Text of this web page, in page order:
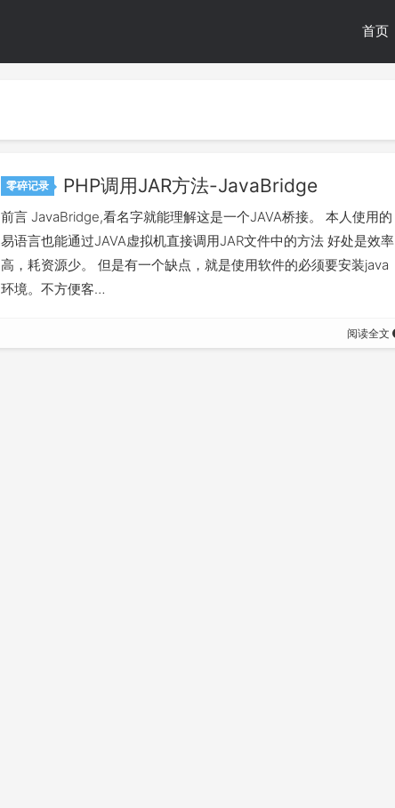
首页
零碎记录 PHP调用JAR方法-JavaBridge
前言 JavaBridge,看名字就能理解这是一个JAVA桥接。 本人使用的
易语言也能通过JAVA虚拟机直接调用JAR文件中的方法 好处是效率
高，耗资源少。 但是有一个缺点，就是使用软件的必须要安装java
环境。不方便客…
阅读全文